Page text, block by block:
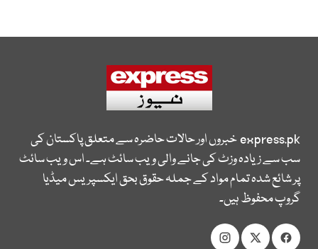
express.pkخبروں اور حالات حاضرہ سے متعلق پاکستان کی
سب سے زیادہ وزٹ کی جانے والی ویب سائٹ ہے۔ اس ویب سائٹ
پر شائع شدہ تمام مواد کے جملہ حقوق بحق ایکسپریس میڈیا
گروپ محفوظ ہیں۔